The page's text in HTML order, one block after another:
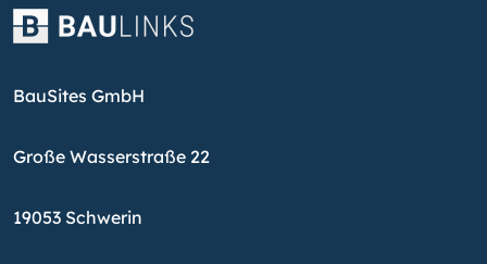
BauSites GmbH
Große Wasserstraße 22
19053 Schwerin